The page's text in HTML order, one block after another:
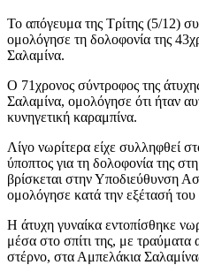
Το απόγευμα της Τρίτης (5/12)
ομολόγησε τη δολοφονία της
Σαλαμίνα.
Ο 71χρονος σύντροφος της
Σαλαμίνα, ομολόγησε ότι ήταν
κυνηγετική καραμπίνα.
Λίγο νωρίτερα είχε συλληφθεί
ύποπτος για τη δολοφονία της
βρίσκεται στην Υποδιεύθυνση
ομολόγησε κατά την εξέτασή
Η άτυχη γυναίκα εντοπίσθηκε
μέσα στο σπίτι της, με τραύματα
στέρνο, στα Αμπελάκια